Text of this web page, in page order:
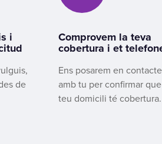
i
de
Comprovem la teva
cobertura i et
Ens posarem en contacte
amb tu per confirmar
teu domicili té cobertura.